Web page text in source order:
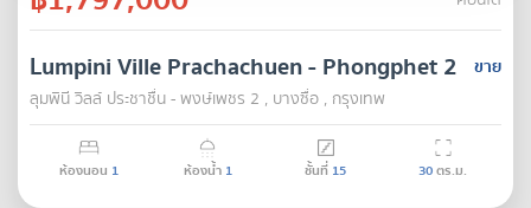
ขาย
Lumpini Ville Prachachuen - Phongphet 2
ลุมพินี วิลล์ ประชาชื่น - พงษ์เพชร 2 , บางซื่อ , กรุงเทพ
ห้องนอน 1 ห้องน้ำ 1 ชั้นที่ 15 30ตร.ม.